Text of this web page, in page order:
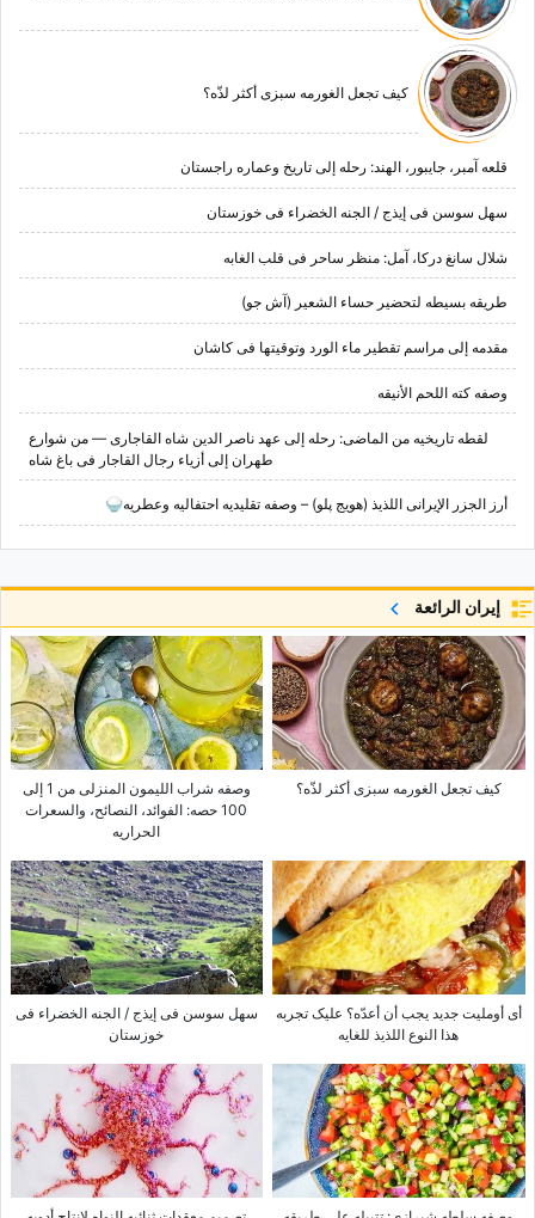
کیف تجعل الغورمه سبزی أکثر لذّه؟
قلعه آمبر، جایبور، الهند: رحله إلى تاریخ وعماره راجستان
سهل سوسن فی إیذج / الجنه الخضراء فی خوزستان
شلال سانغ درکا، آمل: منظر ساحر فی قلب الغابه
طریقه بسیطه لتحضیر حساء الشعیر (آش جو)
مقدمه إلى مراسم تقطیر ماء الورد وتوقیتها فی کاشان
وصفه کته اللحم الأنیقه
لقطه تاریخیه من الماضی: رحله إلى عهد ناصر الدین شاه القاجاری — من شوارع
طهران إلى أزیاء رجال القاجار فی باغ شاه
أرز الجزر الإیرانی اللذیذ (هویج پلو) – وصفه تقلیدیه احتفالیه وعطریه🍚
إيران الرائعة
کیف تجعل الغورمه سبزی أکثر لذّه؟
وصفه شراب اللیمون المنزلی من 1 إلى
100 حصه: الفوائد، النصائح، والسعرات
الحراریه
أی أوملیت جدید یجب أن أعدّه؟ علیک تجربه
هذا النوع اللذیذ للغایه
سهل سوسن فی إیذج / الجنه الخضراء فی
خوزستان